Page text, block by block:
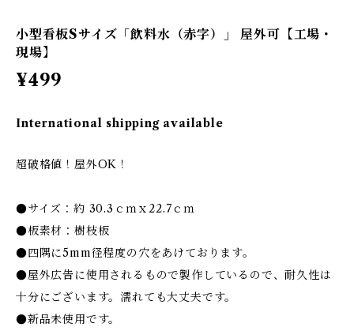
小型看板Sサイズ「飲料水（赤字）」 屋外可【工場・
現場】
¥499
International shipping available
超破格値！屋外OK！
●サイズ：約 30.3ｃｍｘ22.7ｃｍ
●板素材：樹枝板
●四隅に5mm径程度の穴をあけております。
●屋外広告に使用されるもので製作しているので、耐久性は
十分にございます。濡れても大丈夫です。
●新品未使用です。